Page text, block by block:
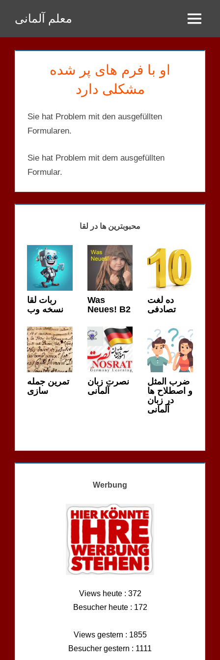
Inhalt
springen
معلم آلمانی Menu
او با فرم های پر شده
مشکلی دارد
Sie hat Problem mit den ausgefüllten
Formularen.
Sie hat Problem mit dem ausgefüllten
Formular.
محبوبترین ها در لقا
ربات لقا
نسخه وب
Was
Neues! B2
ده لغت
تصادفی
تمرین جمله
سازی
نصرت زبان
آلمانی
ضرب المثل
و اصطلاح ها
در زبان
آلمانی
Werbung
Views heute : 372
Besucher heute : 172
Views gestern : 1855
Besucher gestern : 1111